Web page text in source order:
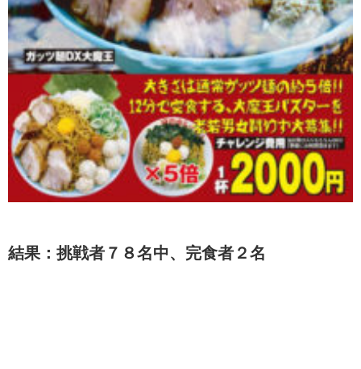
結果：挑戦者７８名中、完食者２名